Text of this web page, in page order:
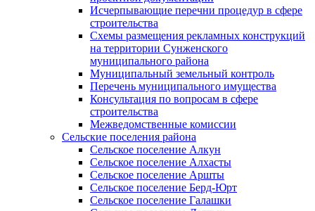
Исчерпывающие перечни процедур в сфере
строительства
Схемы размещения рекламных конструкций
на территории Сунженского
муниципального района
Муниципальный земельный контроль
Перечень муниципального имущества
Консультация по вопросам в сфере
строительства
Межведомственные комиссии
Сельские поселения района
Сельское поселение Алкун
Сельское поселение Алхасты
Сельское поселение Аршты
Сельское поселение Берд-Юрт
Сельское поселение Галашки